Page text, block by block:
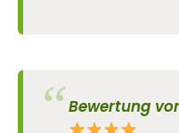
Bewertung